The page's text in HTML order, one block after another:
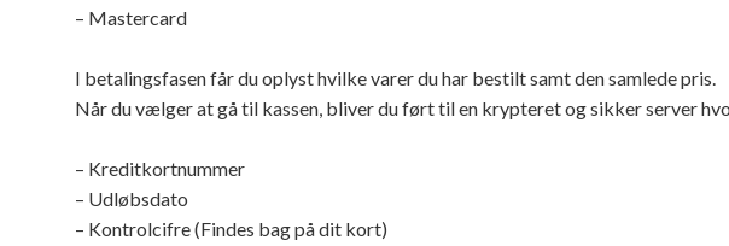
– Mastercard
I betalingsfasen får du oplyst hvilke varer du har bestilt samt den samlede pris.
Når du vælger at gå til kassen, bliver du ført til en krypteret og sikker server
– Kreditkortnummer
– Udløbsdato
– Kontrolcifre (Findes bag på dit kort)